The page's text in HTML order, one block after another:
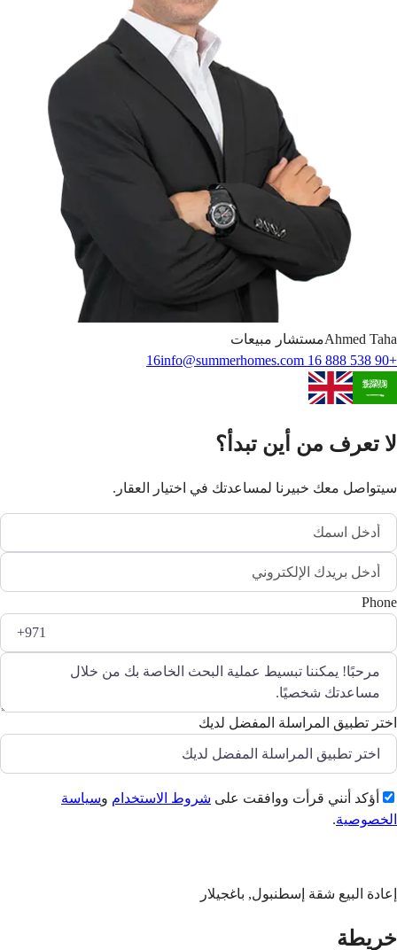
Ahmed Taha
مستشار مبيعات
+90 538 888 16 16
info@summerhomes.com
لا تعرف من أين تبدأ؟
سيتواصل معك خبيرنا لمساعدتك في اختيار العقار.
Phone
اختر تطبيق المراسلة المفضل لديك
أؤكد أنني قرأت ووافقت على شروط الاستخدام وسياسة
الخصوصية.
إعادة البيع شقة إسطنبول, باغجيلار
خريطة